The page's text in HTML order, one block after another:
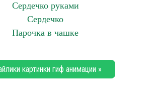
Сердечко руками
Сердечко
Парочка в чашке
картинки гиф анимации »